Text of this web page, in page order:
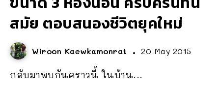
สมัย ตอบสนองชีวิตยุคใหม่
Wiroon Kaewkamonrat 20 May 2015
กลับมาพบกันคราวนี้ ในบ้าน...